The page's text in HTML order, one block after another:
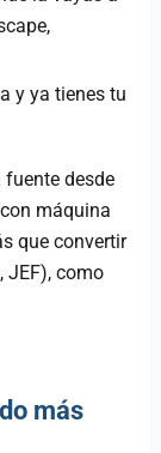
y ya tienes tu
fuente desde
máquina
que convertir
JEF), como
más